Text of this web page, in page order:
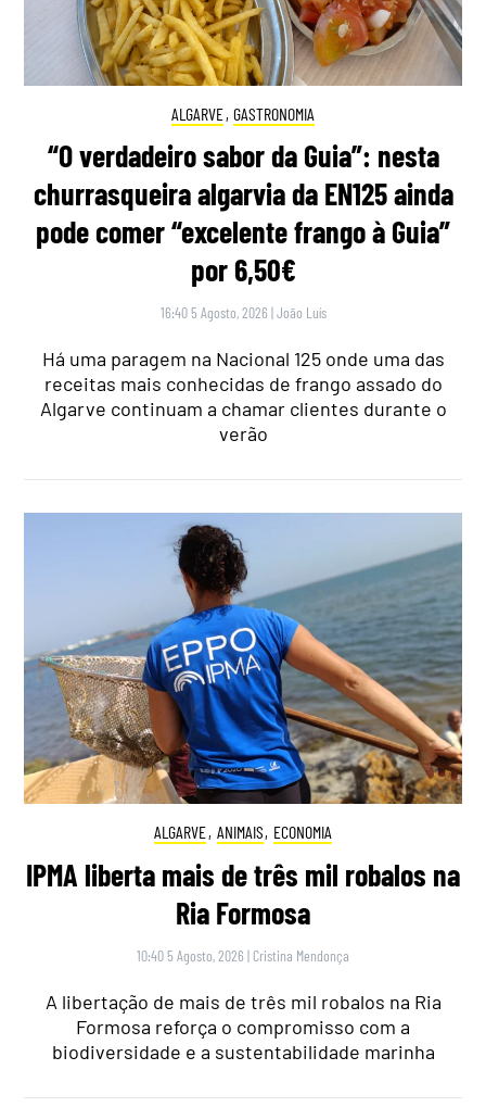
ALGARVE, GASTRONOMIA
“O verdadeiro sabor da Guia”: nesta
churrasqueira algarvia da EN125 ainda
pode comer “excelente frango à Guia”
por 6,50€
16:40 5 Agosto, 2026 |João Luís
Há uma paragem na Nacional 125 onde uma das
receitas mais conhecidas de frango assado do
Algarve continuam a chamar clientes durante o
verão
ALGARVE, ANIMAIS, ECONOMIA
IPMA liberta mais de três mil robalos na
Ria Formosa
10:40 5 Agosto, 2026 | Cristina Mendonça
A libertação de mais de três mil robalos na Ria
Formosa reforça o compromisso com a
biodiversidade e a sustentabilidade marinha